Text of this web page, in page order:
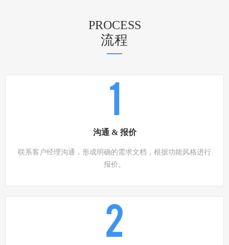
PROCESS
流程
沟通 & 报价
联系客户经理沟通，形成明确的需求文档，根据功能风格进行
报价。
2